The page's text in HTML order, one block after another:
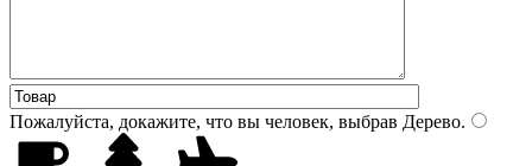
Пожалуйста, докажите, что вы человек, выбрав Дерево.